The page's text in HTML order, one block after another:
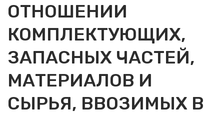
ОТНОШЕНИИ
КОМПЛЕКТУЮЩИХ,
ЗАПАСНЫХ ЧАСТЕЙ,
МАТЕРИАЛОВ И
СЫРЬЯ, ВВОЗИМЫХ В